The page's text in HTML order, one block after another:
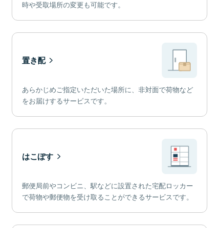
時や受取場所の変更も可能です。
置き配
あらかじめご指定いただいた場所に、非対面で荷物など
をお届けするサービスです。
はこぽす
郵便局前やコンビニ、駅などに設置された宅配ロッカー
で荷物や郵便物を受け取ることができるサービスです。